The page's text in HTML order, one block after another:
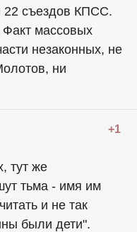
22 съездов КПСС.
массовых
незаконных, не
ни
+1
тут же
тьма - имя им
и не так
были дети".